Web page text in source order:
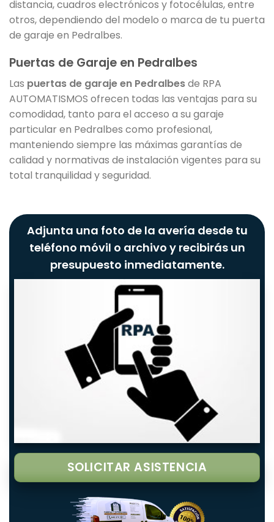
distancia, cuadros electrónicos y fotocélulas, entre
otros, dependiendo del modelo o marca de tu puerta
de garaje en Pedralbes.
Puertas de Garaje en Pedralbes
Las puertas de garaje en Pedralbesde RPA
AUTOMATISMOS ofrecen todas las ventajas para su
comodidad, tanto para el acceso a su garaje
particular en Pedralbes como profesional,
manteniendo siempre las máximas garantías de
calidad y normativas de instalación vigentes para su
total tranquilidad y seguridad.
Adjunta una foto de la avería desde tu
teléfono móvil o archivo y recibirás un
presupuesto inmediatamente.
SOLICITAR ASISTENCIA